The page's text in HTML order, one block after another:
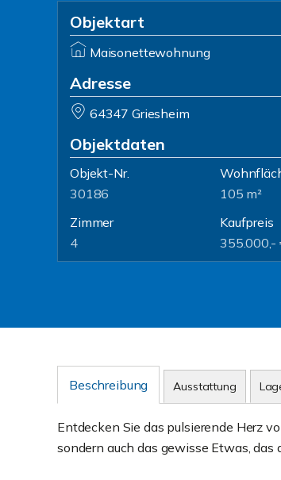
Objektart
Maisonettewohnung
Adresse
64347 Griesheim
Objektdaten
Objekt-Nr.
30186
105 m²
Zimmer
4
Kaufpreis
355.000,-
Beschreibung Ausstattung
Entdecken Sie das pulsierende Herz
sondern auch das gewisse Etwas, das